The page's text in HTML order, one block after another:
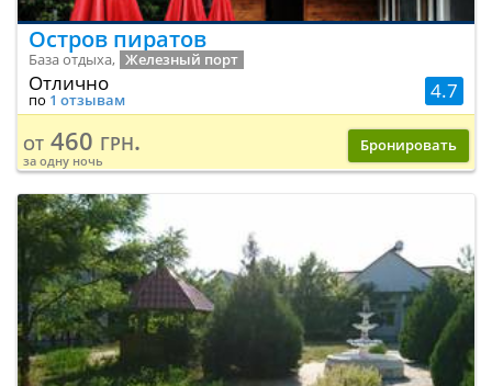
Остров пиратов
База отдыха, Железный порт
4.7
Отлично
по 1 отзывам
от 460 грн.
за одну ночь
Бронировать